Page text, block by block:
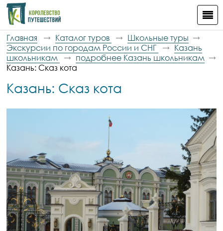
Главная Каталог туров
Школьные туры
Экскурсии по городам России и СНГ
Казань
школьникам
подробнее Казань школьникам
Казань: Сказ кота
Казань: Сказ кота